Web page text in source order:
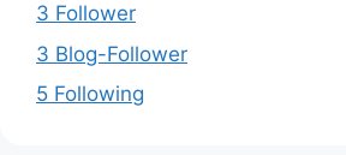
3 Follower
3 Blog-Follower
5 Following